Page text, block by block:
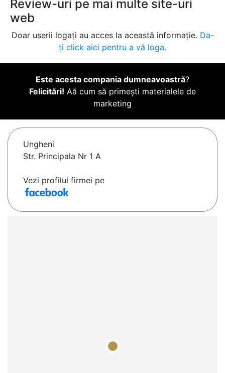
Review-uri pe mai multe site-uri
web
Doar userii logați au acces la această informație. Da-
ți click aici pentru a vă loga.
Este acesta compania dumneavoastră?
Felicitări! Aă cum să primești materialele de
marketing
Ungheni
Str. Principala Nr 1 A
Vezi profilul firmei pe